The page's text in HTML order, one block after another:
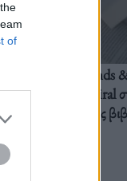
of
BookTok trends
διαλόγων: Η viral
τους